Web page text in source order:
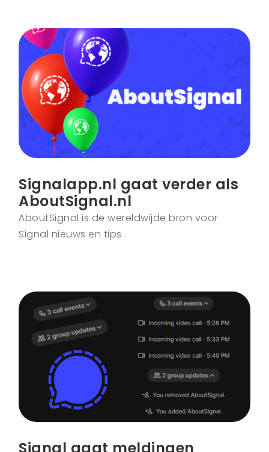
Signalapp.nl gaat verder als
AboutSignal.nl
AboutSignal is de wereldwijde bron voor
Signal nieuws en tips .